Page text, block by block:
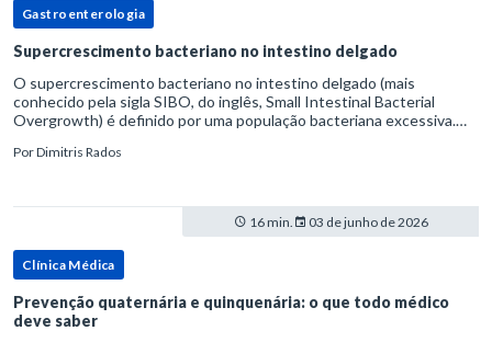
Gastroenterologia
Supercrescimento bacteriano no intestino delgado
O supercrescimento bacteriano no intestino delgado (mais
conhecido pela sigla SIBO, do inglês, Small Intestinal Bacterial
Overgrowth) é definido por uma população bacteriana excessiva.
PorDimitris Rados
16 min. 03 de junho de 2026
Clínica Médica
Prevenção quaternária e quinquenária: o que todo médico
deve saber